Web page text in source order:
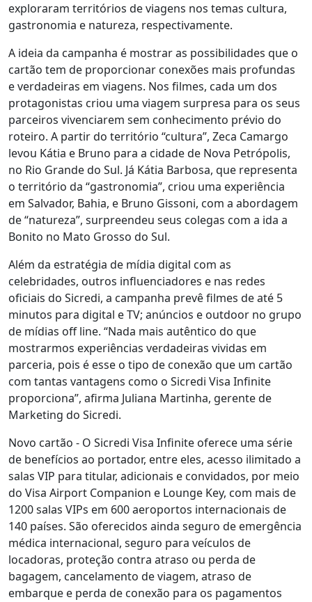
exploraram territórios de viagens nos temas cultura,
gastronomia e natureza, respectivamente.
A ideia da campanha é mostrar as possibilidades que o
cartão tem de proporcionar conexões mais profundas
e verdadeiras em viagens. Nos filmes, cada um dos
protagonistas criou uma viagem surpresa para os seus
parceiros vivenciarem sem conhecimento prévio do
roteiro. A partir do território “cultura”, Zeca Camargo
levou Kátia e Bruno para a cidade de Nova Petrópolis,
no Rio Grande do Sul. Já Kátia Barbosa, que representa
o território da “gastronomia”, criou uma experiência
em Salvador, Bahia, e Bruno Gissoni, com a abordagem
de “natureza”, surpreendeu seus colegas com a ida a
Bonito no Mato Grosso do Sul.
Além da estratégia de mídia digital com as
celebridades, outros influenciadores e nas redes
oficiais do Sicredi, a campanha prevê filmes de até 5
minutos para digital e TV; anúncios e outdoor no grupo
de mídias off line. “Nada mais autêntico do que
mostrarmos experiências verdadeiras vividas em
parceria, pois é esse o tipo de conexão que um cartão
com tantas vantagens como o Sicredi Visa Infinite
proporciona”, afirma Juliana Martinha, gerente de
Marketing do Sicredi.
Novo cartão - O Sicredi Visa Infinite oferece uma série
de benefícios ao portador, entre eles, acesso ilimitado a
salas VIP para titular, adicionais e convidados, por meio
do Visa Airport Companion e Lounge Key, com mais de
1200 salas VIPs em 600 aeroportos internacionais de
140 países. São oferecidos ainda seguro de emergência
médica internacional, seguro para veículos de
locadoras, proteção contra atraso ou perda de
bagagem, cancelamento de viagem, atraso de
embarque e perda de conexão para os pagamentos